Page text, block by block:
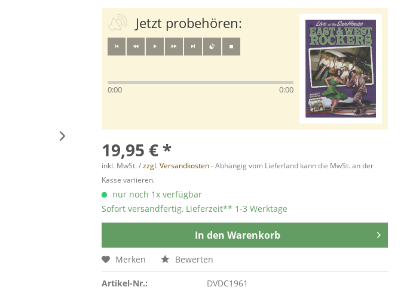
Jetzt probehören:
0:00 0:00
19,95 € *
inkl. MwSt. /zzgl. Versandkosten- Abhängig vom Lieferland kann die MwSt. an der
Kasse variieren.
nur noch 1x verfügbar
Sofort versandfertig, Lieferzeit** 1-3 Werktage
In den Warenkorb
Merken Bewerten
Artikel-Nr.:
DVDC1961